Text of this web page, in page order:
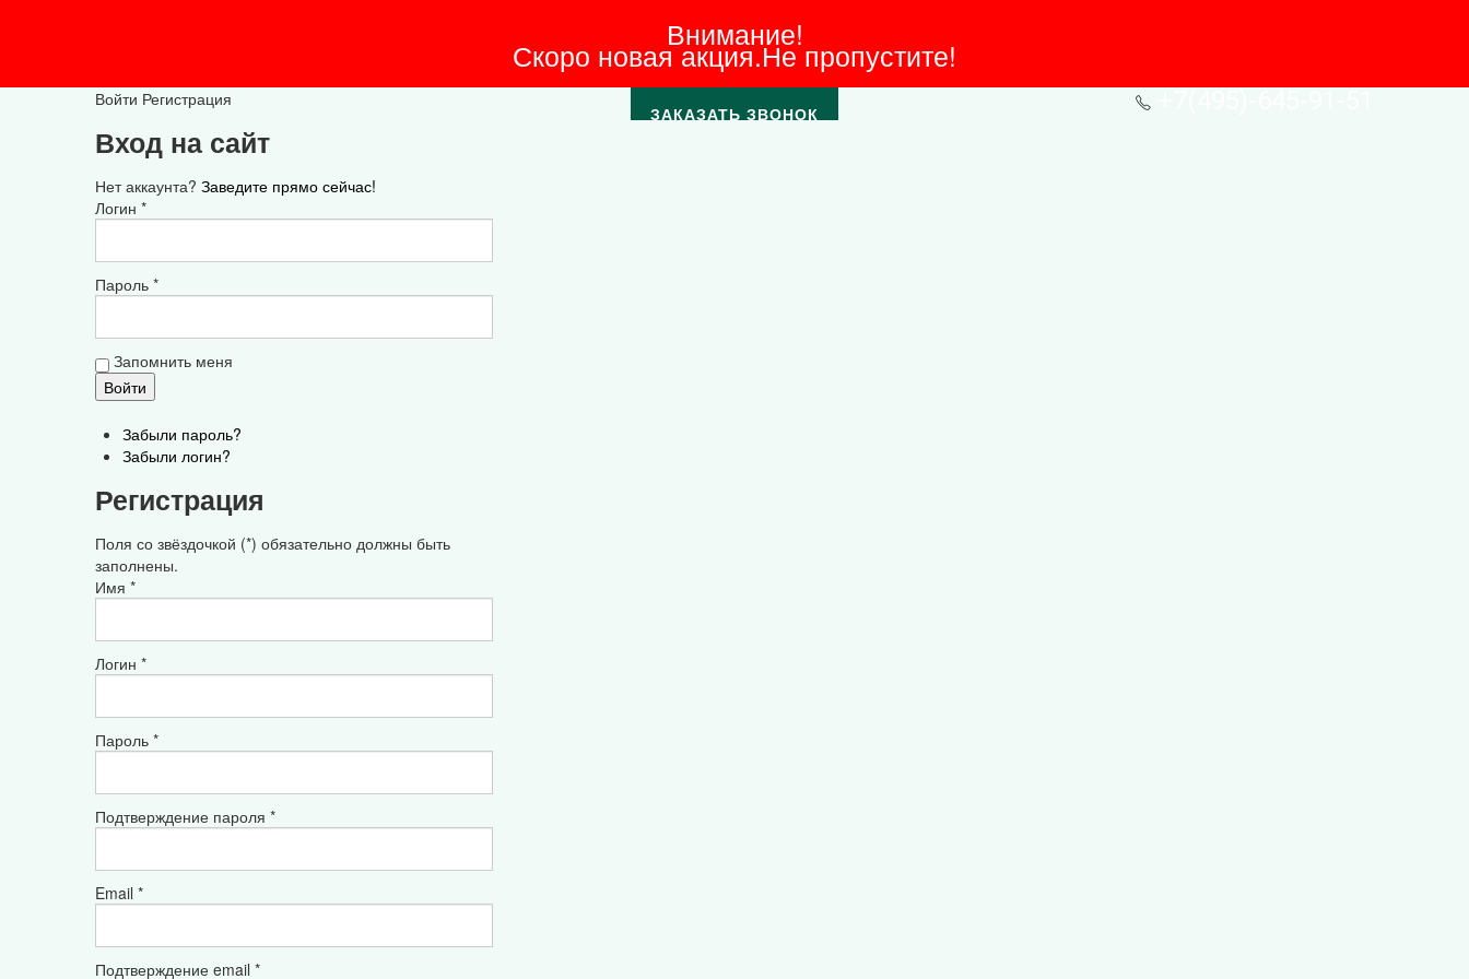
Внимание!
Скоро новая акция.Не пропустите!
Войти Регистрация
Вход на сайт
Нет аккаунта? Заведите прямо сейчас!
Логин *
Пароль *
Запомнить меня
Забыли пароль?
Забыли логин?
Регистрация
Поля со звёздочкой (*) обязательно должны быть
заполнены.
Имя *
Логин *
Пароль *
Подтверждение пароля *
Email *
Подтверждение email *
ЗАКАЗАТЬ ЗВОНОК